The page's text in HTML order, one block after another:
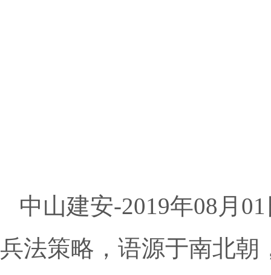
中山建安-2019年08月
兵法策略，语源于南北朝